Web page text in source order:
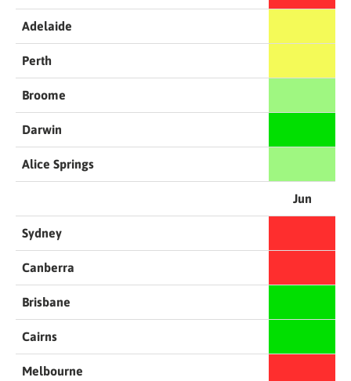
Adelaide
Perth
Broome
Darwin
Alice Springs
Jun
Sydney
Canberra
Brisbane
Cairns
Melbourne